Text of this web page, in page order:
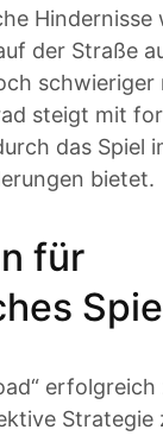
Hindernisse
der Straße
schwieriger
steigt mit
das Spiel
bietet.
für
erfolgreich
Strategie